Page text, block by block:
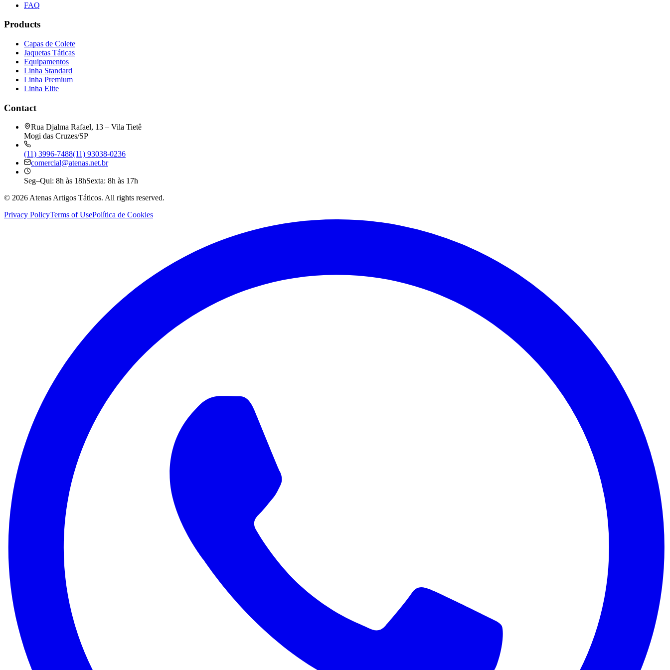
FAQ
Products
Capas de Colete
Jaquetas Táticas
Equipamentos
Linha Standard
Linha Premium
Linha Elite
Contact
Rua Djalma Rafael, 13 – Vila Tietê
Mogi das Cruzes/SP
(11) 3996-7488(11) 93038-0236
comercial@atenas.net.br
Seg–Qui: 8h às 18hSexta: 8h às 17h
© 2026Atenas Artigos Táticos. All rights reserved.
Privacy PolicyTerms of UsePolítica de Cookies